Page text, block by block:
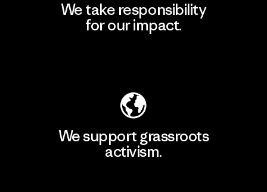
We take responsibility
for our impact.
We support grassroots
activism.